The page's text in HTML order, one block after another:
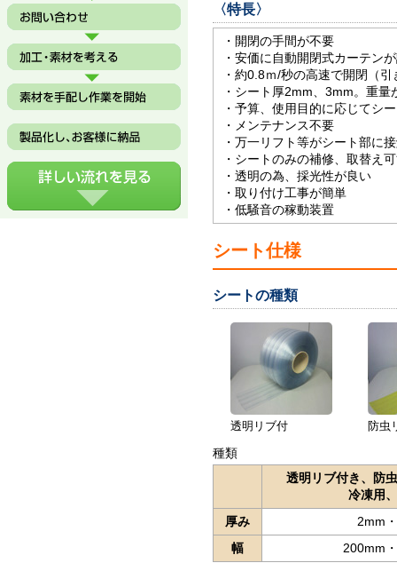
〈特長〉
・開閉の手間が不要
・安価に自動開閉式カーテン
・約0.8ｍ/秒の高速で開閉（
・シート厚2mm、3mm。重
・予算、使用目的に応じてシ
・メンテナンス不要
・万一リフト等がシート部に
・シートのみの補修、取替え
・透明の為、採光性が良い
・取り付け工事が簡単
・低騒音の稼動装置
シート仕様
シートの種類
透明リブ付 防虫
種類
透明リブ付き、防
冷凍用
厚み
2mm
幅
200mm